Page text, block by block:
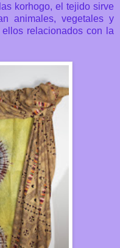
korhogo, el tejido sirve
animales, vegetales y
relacionados con la